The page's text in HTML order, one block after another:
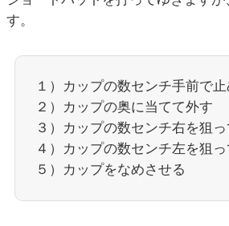
す。
１）カップの数センチ手前で止
２）カップの奥に当てて外す
３）カップの数センチ右を狙
４）カップの数センチ左を狙
５）カップをなめさせる